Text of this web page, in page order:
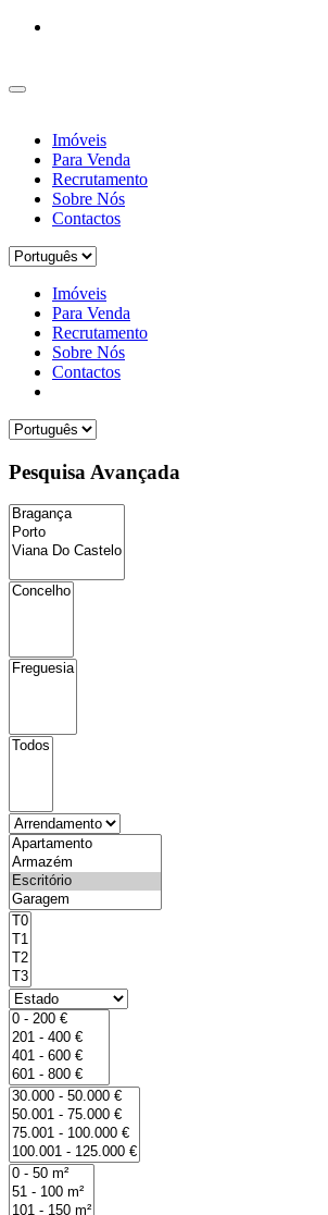
Imóveis
Para Venda
Recrutamento
Sobre Nós
Contactos
Imóveis
Para Venda
Recrutamento
Sobre Nós
Contactos
Pesquisa Avançada